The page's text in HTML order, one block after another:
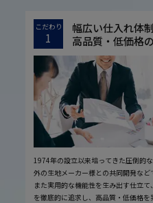
こだわり
1
幅広い仕入れ体
高品質・低価格
1974年の設立以来培ってきた圧倒的
外の生地メーカー様との共同開発など
また実用的な機能性を生み出す仕立
を徹底的に追求し、高品質・低価格を